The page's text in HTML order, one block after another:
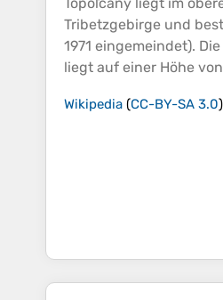
Tribetzgebirge und
1971 eingemeindet).
liegt auf einer Höhe
Wikipedia (CC-BY-SA 3.0)